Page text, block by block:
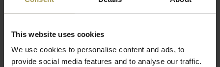
This website uses cookies
We use cookies to personalise content and ads, to
provide social media features and to analyse our traffic.
elementen die meestal niet gevonden worden in een
standaard kantoorruimte. De geluidsabsorberende sta-kruk
creëren een warme en huiselijke sfeer te op het werk. Maar
Lees meer